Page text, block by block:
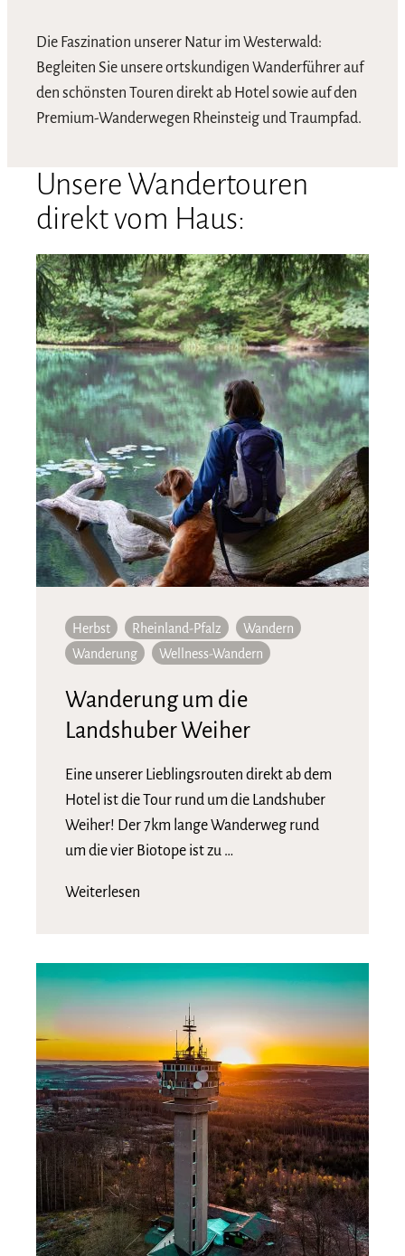
Die Faszination unserer Natur im Westerwald:
Begleiten Sie unsere ortskundigen Wanderführer auf
den schönsten Touren direkt ab Hotel sowie auf den
Premium-Wanderwegen Rheinsteig und Traumpfad.
Unsere Wandertouren
direkt vom Haus:
Herbst Rheinland-Pfalz
Wandern
Wanderung
Wellness-Wandern
Wanderung um die
Landshuber Weiher
Eine unserer Lieblingsrouten direkt ab dem
Hotel ist die Tour rund um die Landshuber
Weiher! Der 7km lange Wanderweg rund
um die vier Biotope ist zu …
Weiterlesen